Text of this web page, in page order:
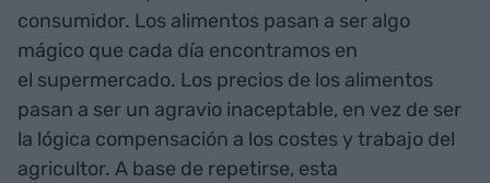
consumidor. Los alimentos pasan a ser algo
mágico que cada día encontramos en
el supermercado. Los precios de los alimentos
pasan a ser un agravio inaceptable, en vez de ser
la lógica compensación a los costes y trabajo del
agricultor. A base de repetirse, esta